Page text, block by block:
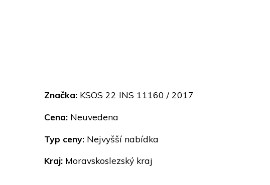
Značka: KSOS 22 INS 11160 / 2017
Cena: Neuvedena
Typ ceny: Nejvyšší nabídka
Kraj: Moravskoslezský kraj